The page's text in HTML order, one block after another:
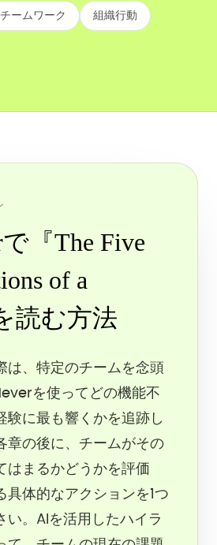
チームワーク 組織行動
で『The Five
of a
読む方法
は、特定のチームを念頭
を使ってどの機能不
験に最も響くかを追跡し
章の後に、チームがその
はまるかどうかを評価
具体的なアクションを1つ
い。AIを活用したハイラ